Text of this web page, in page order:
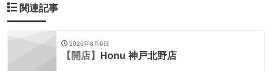
関連記事
2026年8月6日
【開店】 Honu 神戸北野店